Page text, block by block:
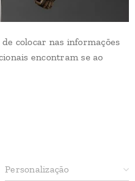
colocar nas informações
encontram se ao
Personalização